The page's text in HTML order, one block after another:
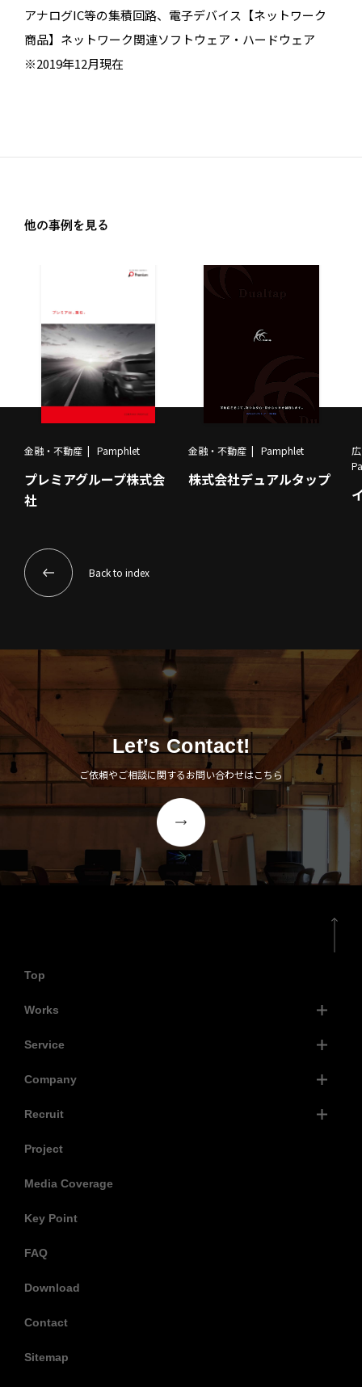
アナログIC等の集積回路、電子デバイス【ネットワーク
商品】ネットワーク関連ソフトウェア・ハードウェア
※2019年12月現在
他の事例を見る
金融・不動産 Pamphlet
プレミアグループ株式会
社
金融・不動産 Pamphlet
株式会社デュアルタップ
Back to index
Let’s Contact!
ご依頼やご相談に関するお問い合わせはこちら
Top
Works
Service
Company
Recruit
Project
Media Coverage
Key Point
FAQ
Download
Contact
Sitemap